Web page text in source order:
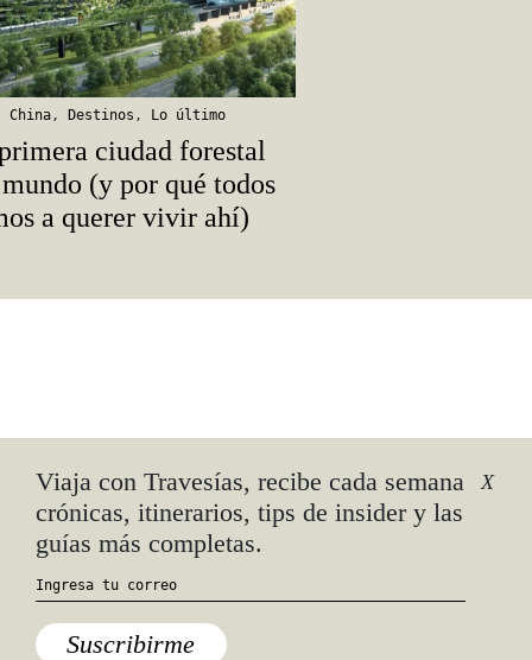
China, Destinos , Lo último
ciudad forestal
(y por qué todos
a querer vivir ahí)
Viaja con Travesías, recibe cada semana
crónicas, itinerarios, tips de insider y las
guías más completas.
Suscribirme
X